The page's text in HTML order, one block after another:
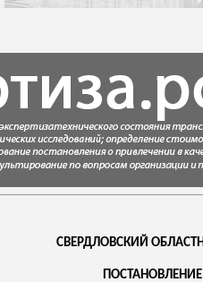
СВЕРДЛОВСКИЙ
ПОСТАНОВЛЕНИЕ